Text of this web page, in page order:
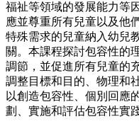
福祉等領域的發展能力等
應並尊重所有兒童以及他
特殊需求的兒童納入幼兒
關。本課程探討包容性的
調節，並促進所有兒童的
調整目標和目的、物理和
以創造包容性、個別回應
劃、實施和評估包容性實